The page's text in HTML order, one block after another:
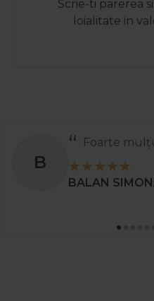
Scrie-ti parerea
loialitate in
S
Recomand
Stanciu Aura